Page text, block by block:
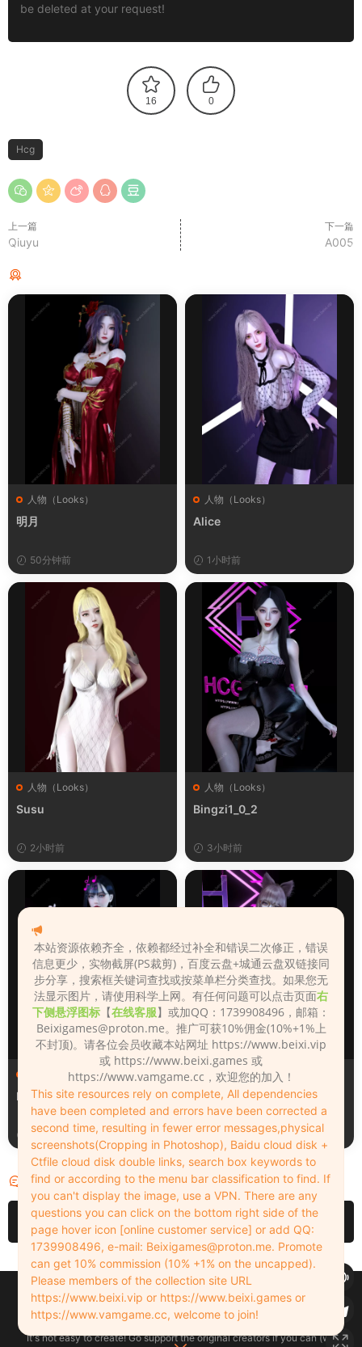
be deleted at your request!
16 0
Hcg
上一篇
Qiuyu
下一篇
A005
人物（Looks）
明月
50分钟前
人物（Looks）
Alice
1小时前
人物（Looks）
Susu
2小时前
人物（Looks）
Bingzi1_0_2
3小时前
人物（Looks）
Monica_2_2_2
4小时前
人物（Looks）
Lizhen2025
21小时前
评论 0
请先登录
Copyleft © 2022-2026 beixi.vip - All Rights Freedom！
创作不易！有能力的同学可以去支持一下原创作者（我们绝对支持），当然
了，您加入这里我们也绝对欢迎！
It's not easy to create! Go support the original creators if you can (we
本站资源依赖齐全，依赖都经过补全和错误二次修正，错误
信息更少，实物截屏(PS裁剪)，百度云盘+城通云盘双链接同
步分享，搜索框关键词查找或按菜单栏分类查找。如果您无
法显示图片，请使用科学上网。有任何问题可以点击页面右
下侧悬浮图标 【在线客服】或加QQ：1739908496，邮箱：
Beixigames@proton.me。推广可获10%佣金(10%+1%上
不封顶)。请各位会员收藏本站网址 https://www.beixi.vip
或 https://www.beixi.games 或
https://www.vamgame.cc，欢迎您的加入！
This site resources rely on complete, All dependencies
have been completed and errors have been corrected a
second time, resulting in fewer error messages,physical
screenshots(Cropping in Photoshop), Baidu cloud disk +
Ctfile cloud disk double links, search box keywords to
find or according to the menu bar classification to find. If
you can't display the image, use a VPN. There are any
questions you can click on the bottom right side of the
page hover icon [online customer service] or add QQ:
1739908496, e-mail: Beixigames@proton.me. Promote
can get 10% commission (10% +1% on the uncapped).
Please members of the collection site URL
https://www.beixi.vip or https://www.beixi.games or
https://www.vamgame.cc, welcome to join!